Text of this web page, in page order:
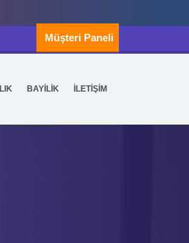
Müşteri Paneli
BAYİLİK İLETİŞİM